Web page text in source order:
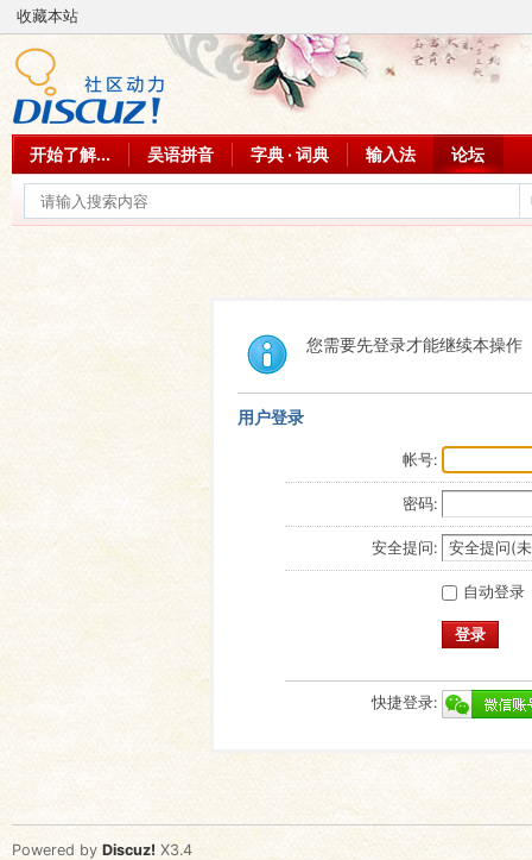
收藏本站
开始了解... 吴语拼音 字典 · 词典 输入法 论坛
您需要先登录才能继续本操作
用户登录
帐号:
密码:
安全提问:
自动登录
登录
快捷登录:
Powered by Discuz! X3.4